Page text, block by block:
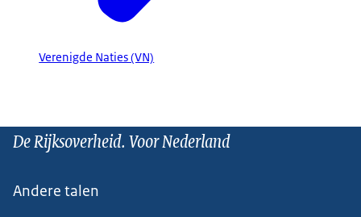
Verenigde Naties (VN)
De Rijksoverheid. Voor Nederland
Andere talen